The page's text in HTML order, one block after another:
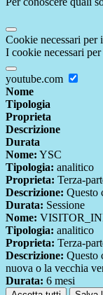
Cookie necessari per
I cookie necessari
youtube.com
Nome
Tipologia
Proprieta
Descrizione
Durata
Nome: YSC
Tipologia: analitico
Proprieta: Terza-
Descrizione: Questo
Durata: Sessione
Nome:
Tipologia: analitico
Proprieta: Terza-
Descrizione: Questo
nuova o la vecchia
Durata: 6 mesi